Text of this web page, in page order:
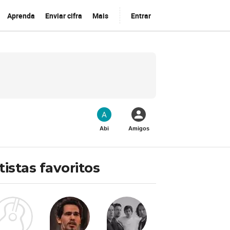
Aprenda Enviar cifra Mais Entrar
Abi Amigos
favoritos